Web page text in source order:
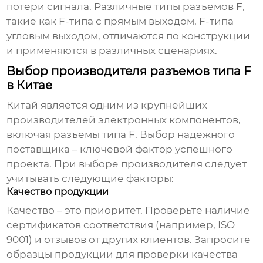
потери сигнала. Различные типы разъемов F,
такие как F-типа с прямым выходом, F-типа
угловым выходом, отличаются по конструкции
и применяются в различных сценариях.
Выбор производителя разъемов типа F
в Китае
Китай является одним из крупнейших
производителей электронных компонентов,
включая разъемы типа F. Выбор надежного
поставщика – ключевой фактор успешного
проекта. При выборе производителя следует
учитывать следующие факторы:
Качество продукции
Качество – это приоритет. Проверьте наличие
сертификатов соответствия (например, ISO
9001) и отзывов от других клиентов. Запросите
образцы продукции для проверки качества